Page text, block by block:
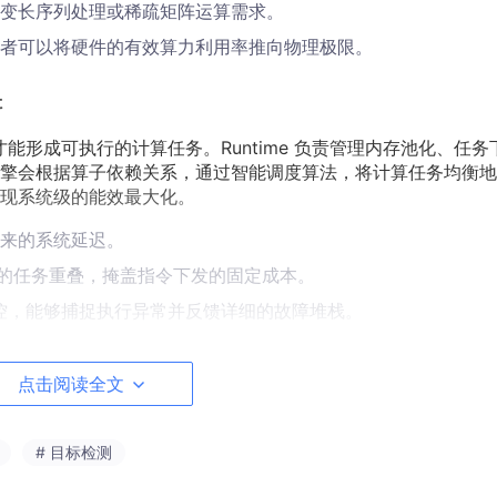
长序列处理或稀疏矩阵运算需求。
可以将硬件的有效算力利用率推向物理极限。
形成可执行的计算任务。Runtime 负责管理内存池化、任务
会根据算子依赖关系，通过智能调度算法，将计算任务均衡
系统级的能效最大化。
的系统延迟。
务重叠，掩盖指令下发的固定成本。
能够捕捉执行异常并反馈详细的故障堆栈。
（TCM）之间的数据交换是性能优化的生命线。开发者必
点击阅读全文
# 目标检测